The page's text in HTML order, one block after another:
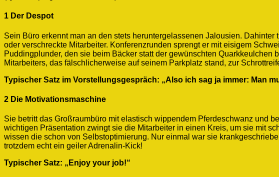
1 Der Despot
Sein Büro erkennt man an den stets heruntergelassenen Jalousien.
oder verschreckte Mitarbeiter. Konferenzrunden sprengt er mit eisigem
Puddingplunder, den sie beim Bäcker statt der gewünschten
Mitarbeiters, das fälschlicherweise auf seinem Parkplatz stand, zur
Typischer Satz im Vorstellungsgespräch: „Also ich sag ja immer: Man
2 Die Motivationsmaschine
Sie betritt das Großraumbüro mit elastisch wippendem Pferdeschwanz und
wichtigen Präsentation zwingt sie die Mitarbeiter in einen Kreis, um sie mit
wissen die schon von Selbstoptimierung. Nur einmal war sie
trotzdem echt ein geiler Adrenalin-Kick!
Typischer Satz: „Enjoy your job!“